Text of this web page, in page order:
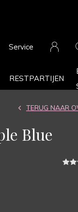
RESTPARTIJEN
Service
Blue
TERUG NAAR